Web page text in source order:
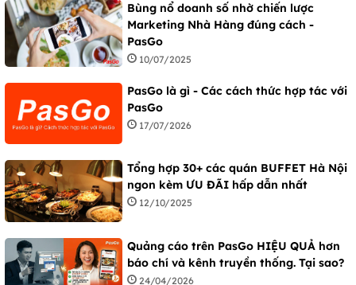
Bùng nổ doanh số nhờ chiến lược
Marketing Nhà Hàng đúng cách -
PasGo
10/07/2025
PasGo là gì - Các cách thức hợp tác với
PasGo
17/07/2026
Tổng hợp 30+ các quán BUFFET Hà Nội
ngon kèm ƯU ĐÃI hấp dẫn nhất
12/10/2025
Quảng cáo trên PasGo HIỆU QUẢ hơn
báo chí và kênh truyền thống. Tại sao?
24/04/2026